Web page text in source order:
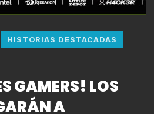
HISTORIAS DESTACADAS
GAMERS! LOS
A